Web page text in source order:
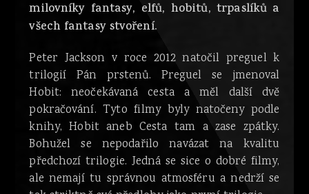
milovníky fantasy, elfů, hobitů, trpaslíků a
všech fantasy stvoření.
Peter Jackson v roce 2012 natočil preguel k
trilogií Pán prstenů. Preguel se jmenoval
Hobit: neočekávaná cesta a měl další dvě
pokračování. Tyto filmy byly natočeny podle
knihy, Hobit aneb Cesta tam a zase zpátky.
Bohužel se nepodařilo navázat na kvalitu
předchozí trilogie. Jedná se sice o dobré filmy,
ale nemají tu správnou atmosféru a nedrží se